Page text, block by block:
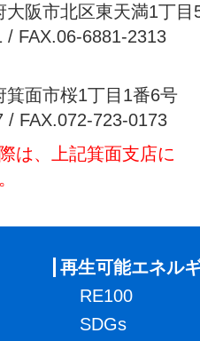
大阪市北区東天満1丁目
/ FAX.06-6881-2313
箕面市桜1丁目1番6号
/ FAX.072-723-0173
は、上記箕面支店に
再生可能エネル
RE100
SDGs